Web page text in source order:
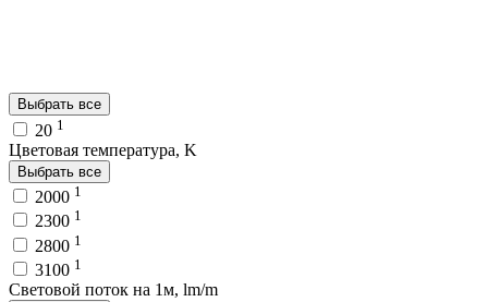
Выбрать все
20 1
Цветовая температура, K
Выбрать все
2000 1
2300 1
2800 1
3100 1
Световой поток на 1м, lm/m